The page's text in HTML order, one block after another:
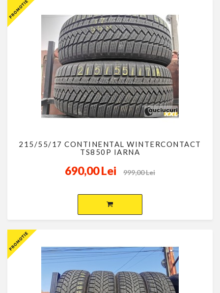
215/55/17 CONTINENTAL WINTERCONTACT
TS850P IARNA
690,00 Lei 999,00 Lei